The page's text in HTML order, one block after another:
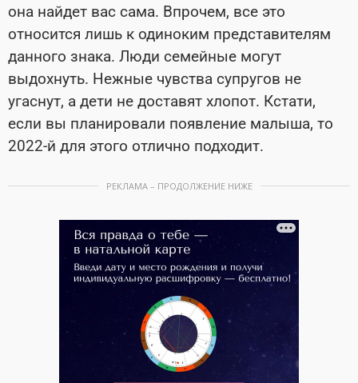
она найдет вас сама. Впрочем, все это
относится лишь к одиноким представителям
данного знака. Люди семейные могут
выдохнуть. Нежные чувства супругов не
угаснут, а дети не доставят хлопот. Кстати,
если вы планировали появление малыша, то
2022-й для этого отлично подходит.
РЕКЛАМА – ПРОДОЛЖЕНИЕ НИЖЕ